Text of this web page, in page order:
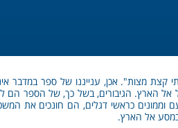
קצת מצות". אכן, ענייננו של ספר במדבר
הארץ. הגיבורים, בשל כך, של הספר הם
וממונים כראשי דגלים, הם חונכים את
אל הארץ.